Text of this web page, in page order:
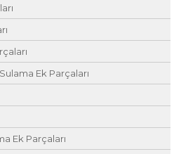
Ek Parçaları
Ek Parçaları